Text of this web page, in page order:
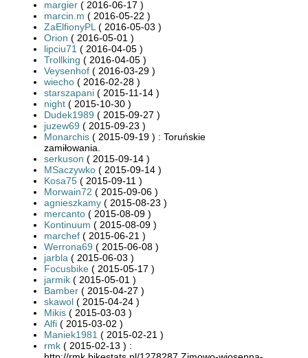
margier ( 2016-06-17 )
marcin.m ( 2016-05-22 )
ZaElfionyPL ( 2016-05-03 )
Orion ( 2016-05-01 )
lipciu71 ( 2016-04-05 )
Trollking ( 2016-04-05 )
Veysenhof ( 2016-03-29 )
wiecho ( 2016-02-28 )
starszapani ( 2015-11-14 )
night ( 2015-10-30 )
Dudek1989 ( 2015-09-27 )
juzew69 ( 2015-09-23 )
Monarchis ( 2015-09-19 ) : Toruńskie
zamiłowania.
serkuson ( 2015-09-14 )
MSaczywko ( 2015-09-14 )
Kosa75 ( 2015-09-11 )
Morwain72 ( 2015-09-06 )
agnieszkamy ( 2015-08-23 )
mercanto ( 2015-08-09 )
Kontinuum ( 2015-08-09 )
marchef ( 2015-06-21 )
Werrona69 ( 2015-06-08 )
jarbla ( 2015-06-03 )
Focusbike ( 2015-05-17 )
jarmik ( 2015-05-01 )
Bamber ( 2015-04-27 )
skawol ( 2015-04-24 )
Mikis ( 2015-03-03 )
Alfi ( 2015-03-02 )
Maniek1981 ( 2015-02-21 )
rmk ( 2015-02-13 ) :